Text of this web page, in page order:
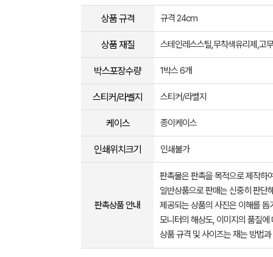
상품 규격 규격 24cm
상품 재질 스테인레스스틸,무착색유리제,고
박스포장수량 1박스 6개
스티커/라벨지 스티커/라벨지
케이스 종이케이스
인쇄위치크기 인쇄불가
판촉상품 안내
판촉물은 판촉을 목적으로 제작하
일반상품으로 판매는 신중히 판단
제공되는 상품의 사진은 이해를
모니터의 해상도, 이미지의 품질
상품 규격 및 사이즈는 재는 방법